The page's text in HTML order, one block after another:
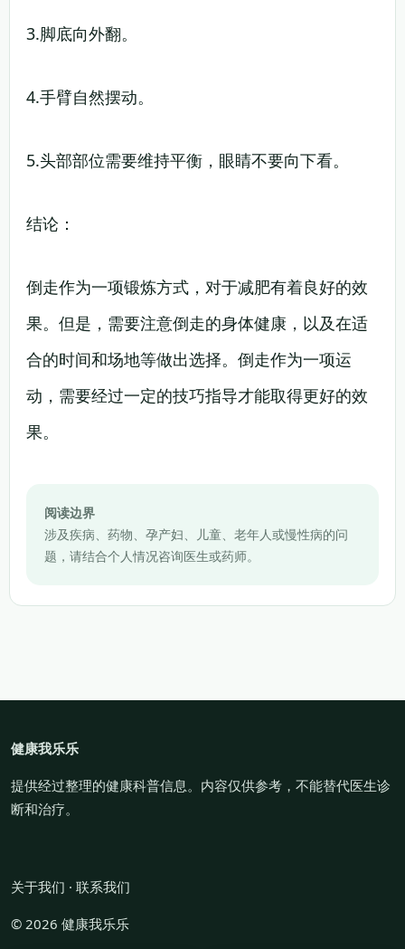
3.脚底向外翻。
4.手臂自然摆动。
5.头部部位需要维持平衡，眼睛不要向下看。
结论：
倒走作为一项锻炼方式，对于减肥有着良好的效
果。但是，需要注意倒走的身体健康，以及在适
合的时间和场地等做出选择。倒走作为一项运
动，需要经过一定的技巧指导才能取得更好的效
果。
阅读边界
涉及疾病、药物、孕产妇、儿童、老年人或慢性病的问
题，请结合个人情况咨询医生或药师。
健康我乐乐
提供经过整理的健康科普信息。内容仅供参考，不能替代医生诊
断和治疗。
关于我们 · 联系我们
© 2026 健康我乐乐